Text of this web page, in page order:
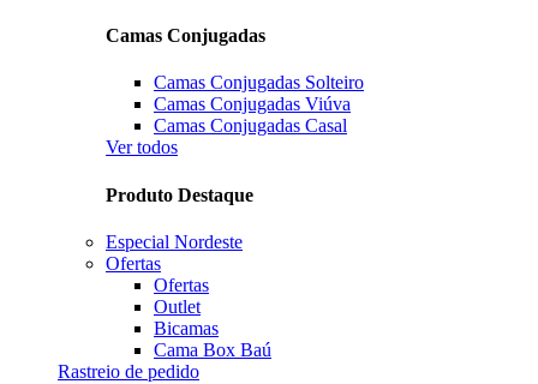
Camas Conjugadas
Camas Conjugadas Solteiro
Camas Conjugadas Viúva
Camas Conjugadas Casal
Ver todos
Produto Destaque
Especial Nordeste
Ofertas
Ofertas
Outlet
Bicamas
Cama Box Baú
Rastreio de pedido